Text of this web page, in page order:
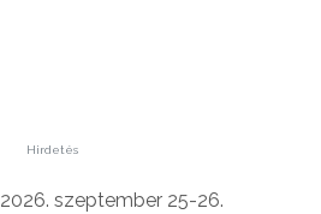
Hirdetés
2026. szeptember 25-26.